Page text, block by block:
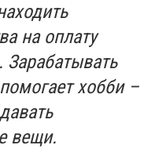
на оплату
хобби –
вещи.